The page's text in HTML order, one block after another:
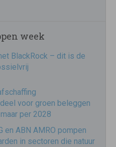
week
BlackRock – dit is de
voor groen beleggen
per 2028
en ABN AMRO pompen
in sectoren die natuur